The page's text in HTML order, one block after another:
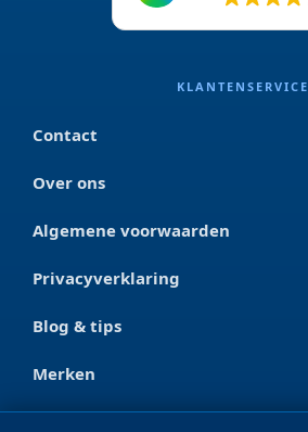
KLANTENSERVICE
Contact
Over ons
Algemene voorwaarden
Privacyverklaring
Blog & tips
Merken